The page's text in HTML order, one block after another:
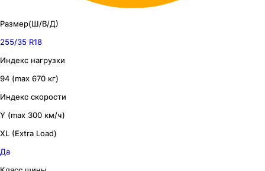
Размер(Ш/В/Д)
255/35 R18
Индекс нагрузки
94 (max 670 кг)
Индекс скорости
Y (max 300 км/ч)
XL (Extra Load)
Да